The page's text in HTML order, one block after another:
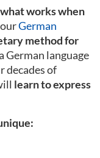
works when
German
method for
German language
decades of
learn to express